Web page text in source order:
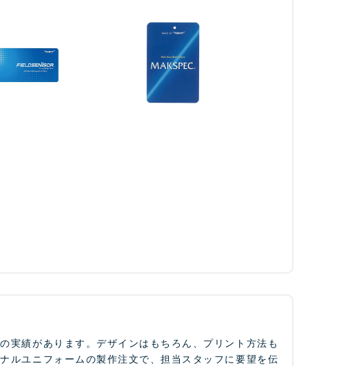
実績があります。デザインはもちろん、プリント方法も
ルユニフォームの製作注文で、担当スタッフに要望を伝